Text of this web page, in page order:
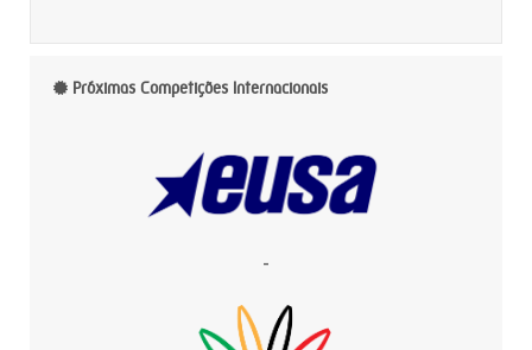
Próximas Competições Internacionais
-